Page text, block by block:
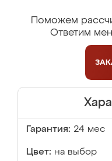
Поможем
Ответим
Гарантия: 24 мес
Цвет: на выбор